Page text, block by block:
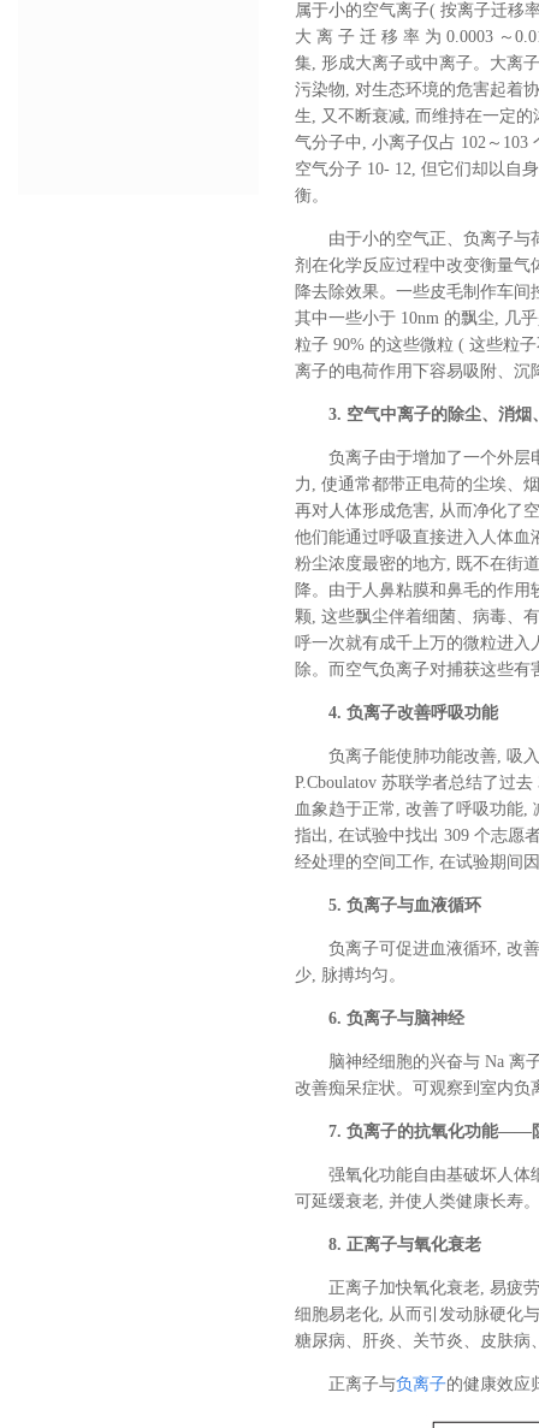
属于小的空气离子( 按离子迁移
大 离 子 迁 移 率 为 0.0003 ～
集, 形成大离子或中离子。大离
污染物, 对生态环境的危害起着
生, 又不断衰减, 而维持在一定的
气分子中, 小离子仅占 102～103
空气分子 10- 12, 但它们却以自
衡。
由于小的空气正、负离子与
剂在化学反应过程中改变衡量气
降去除效果。一些皮毛制作车间
其中一些小于 10nm 的飘尘, 几
粒子 90% 的这些微粒 ( 这些粒
离子的电荷作用下容易吸附、沉
3. 空气中离子的除尘、消烟
负离子由于增加了一个外
力, 使通常都带正电荷的尘埃、
再对人体形成危害, 从而净化了
他们能通过呼吸直接进入人体
粉尘浓度最密的地方, 既不在街
降。由于人鼻粘膜和鼻毛的作
颗, 这些飘尘伴着细菌、病毒、
呼一次就有成千上万的微粒进
除。而空气负离子对捕获这些
4. 负离子改善呼吸功能
负离子能使肺功能改善, 吸
P.Cboulatov 苏联学者总结了过
血象趋于正常, 改善了呼吸功能,
指出, 在试验中找出 309 个志愿
经处理的空间工作, 在试验期间
5. 负离子与血液循环
负离子可促进血液循环, 改
少, 脉搏均匀。
6. 负离子与脑神经
脑神经细胞的兴奋与 Na 离
改善痴呆症状。可观察到室内负
7. 负离子的抗氧化功能——
强氧化功能自由基破坏人体
可延缓衰老, 并使人类健康长寿。
8. 正离子与氧化衰老
正离子加快氧化衰老, 易疲
细胞易老化, 从而引发动脉硬化
糖尿病、肝炎、关节炎、皮肤
正离子与负离子的健康效应